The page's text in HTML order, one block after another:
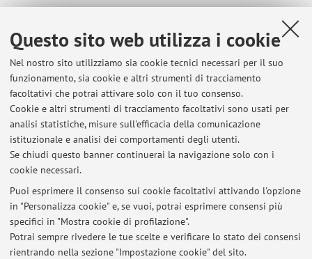
Questo sito web utilizza i cookie
Nel nostro sito utilizziamo sia cookie tecnici necessari per il suo
funzionamento, sia cookie e altri strumenti di tracciamento
facoltativi che potrai attivare solo con il tuo consenso.
Cookie e altri strumenti di tracciamento facoltativi sono usati per
analisi statistiche, misure sull'efficacia della comunicazione
istituzionale e analisi dei comportamenti degli utenti.
Se chiudi questo banner continuerai la navigazione solo con i
cookie necessari.
Puoi esprimere il consenso sui cookie facoltativi attivando l'opzione
in "Personalizza cookie" e, se vuoi, potrai esprimere consensi più
specifici in "Mostra cookie di profilazione".
Potrai sempre rivedere le tue scelte e verificare lo stato dei consensi
rientrando nella sezione "Impostazione cookie" del sito.
Contatti
E-mail: shehab.mohamed2@unibo.it
Dipartimento di Scienze Mediche e Chirurgiche
Via Massarenti 9, Bologna -Vai alla mappa
Ultimi avvisi
Al momento non sono presenti avvisi.